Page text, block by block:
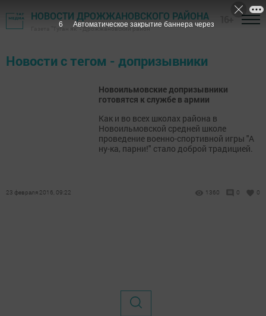
НОВОСТИ ДРОЖЖАНОВСКОГО РАЙОНА
Газета "Туган як" - Дрожжановский район
Новости с тегом - допризывники
Новоильмовские допризывники
готовятся к службе в армии
Как и во всех школах района в
Новоильмовской средней школе
проведение военно-спортивной игры "А
ну-ка, парни!" стало доброй традицией.
23 февраля 2016, 09:22 1360 0 0
6 Автоматическое закрытие баннера через